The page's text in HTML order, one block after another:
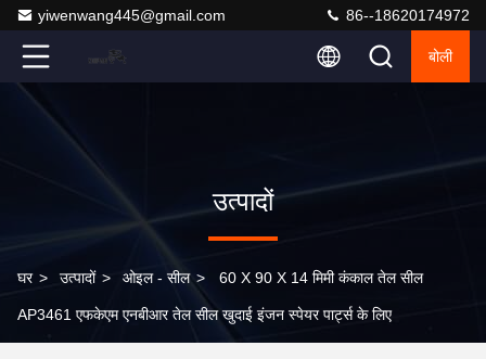
yiwenwang445@gmail.com 86--18620174972
बोली
उत्पादों
घर > उत्पादों > ओइल - सील > 60 X 90 X 14 मिमी कंकाल तेल सील
AP3461 एफकेएम एनबीआर तेल सील खुदाई इंजन स्पेयर पार्ट्स के लिए